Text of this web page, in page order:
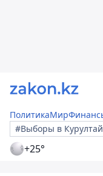
ПолитикаМир
#Выборы в Курултай
+25°